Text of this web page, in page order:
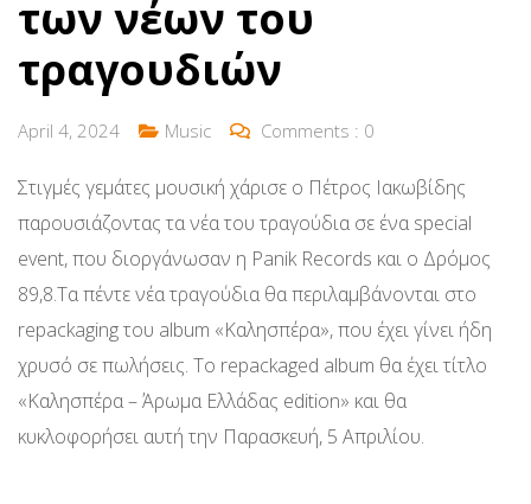
των νέων του
τραγουδιών
April 4, 2024 Music Comments : 0
Στιγμές γεμάτες μουσική χάρισε ο Πέτρος Ιακωβίδης
παρουσιάζοντας τα νέα του τραγούδια σε ένα special
event, που διοργάνωσαν η Panik Records και ο Δρόμος
89,8.Τα πέντε νέα τραγούδια θα περιλαμβάνονται στο
repackaging του album «Καλησπέρα», που έχει γίνει ήδη
χρυσό σε πωλήσεις. Το repackaged album θα έχει τίτλο
«Καλησπέρα – Άρωμα Ελλάδας edition» και θα
κυκλοφορήσει αυτή την Παρασκευή, 5 Απριλίου.